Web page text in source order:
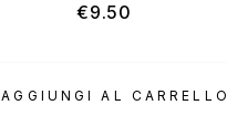
AGGIUNGI AL CARRELLO
€9.50